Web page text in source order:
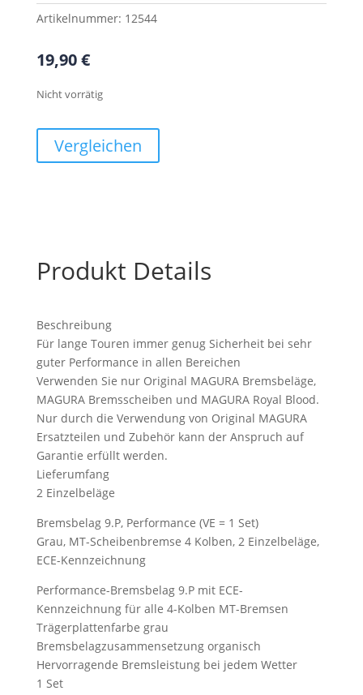
Artikelnummer: 12544
19,90€
Nicht vorrätig
Vergleichen
Produkt Details
Beschreibung
Für lange Touren immer genug Sicherheit bei sehr
guter Performance in allen Bereichen
Verwenden Sie nur Original MAGURA Bremsbeläge,
MAGURA Bremsscheiben und MAGURA Royal Blood.
Nur durch die Verwendung von Original MAGURA
Ersatzteilen und Zubehör kann der Anspruch auf
Garantie erfüllt werden.
Lieferumfang
2 Einzelbeläge
Bremsbelag 9.P, Performance (VE = 1 Set)
Grau, MT-Scheibenbremse 4 Kolben, 2 Einzelbeläge,
ECE-Kennzeichnung
Performance-Bremsbelag 9.P mit ECE-
Kennzeichnung für alle 4-Kolben MT-Bremsen
Trägerplattenfarbe grau
Bremsbelagzusammensetzung organisch
Hervorragende Bremsleistung bei jedem Wetter
1 Set